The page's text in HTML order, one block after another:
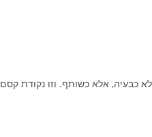
כבעיה, אלא כשותף. וזו נקודת קסם